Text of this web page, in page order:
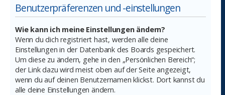
Benutzerpräferenzen und -einstellungen
Wie kann ich meine Einstellungen ändern?
Wenn du dich registriert hast, werden alle deine
Einstellungen in der Datenbank des Boards gespeichert.
Um diese zu ändern, gehe in den „Persönlichen Bereich“;
der Link dazu wird meist oben auf der Seite angezeigt,
wenn du auf deinen Benutzernamen klickst. Dort kannst du
alle deine Einstellungen ändern.